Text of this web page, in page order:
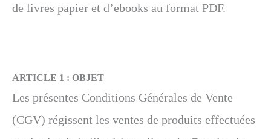
de livres papier et d’ebooks au format PDF.
ARTICLE 1 : OBJET
Les présentes Conditions Générales de Vente
(CGV) régissent les ventes de produits effectuées